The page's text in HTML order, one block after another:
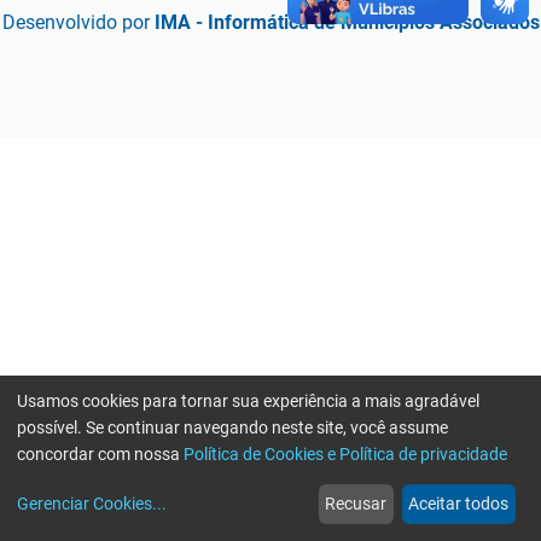
Desenvolvido por IMA - Informática de Municípios Associados
web
Notícias
more_horiz
Mais
Usamos cookies para tornar sua experiência a mais agradável
possível. Se continuar navegando neste site, você assume
concordar com nossa Política de Cookies e Política de privacidade
Gerenciar Cookies... Recusar Aceitar todos
Erro ao enviar informações, por favor tente novamente